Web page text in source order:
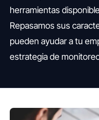
herramientas
Repasamos sus
pueden ayudar a tu
estrategia de